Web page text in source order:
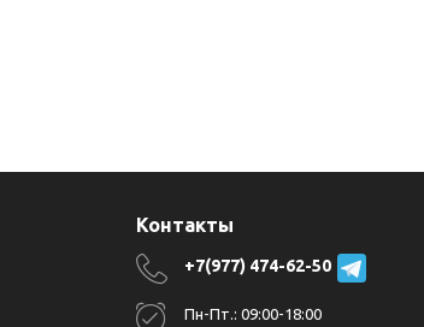
Контакты
+7(977) 474-62-50
Пн-Пт.: 09:00-18:00